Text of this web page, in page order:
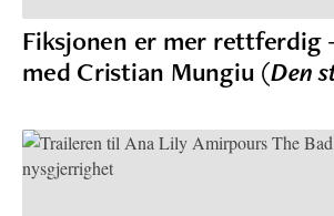
Fiksjonen er mer rettferdig
med Cristian Mungiu (Den